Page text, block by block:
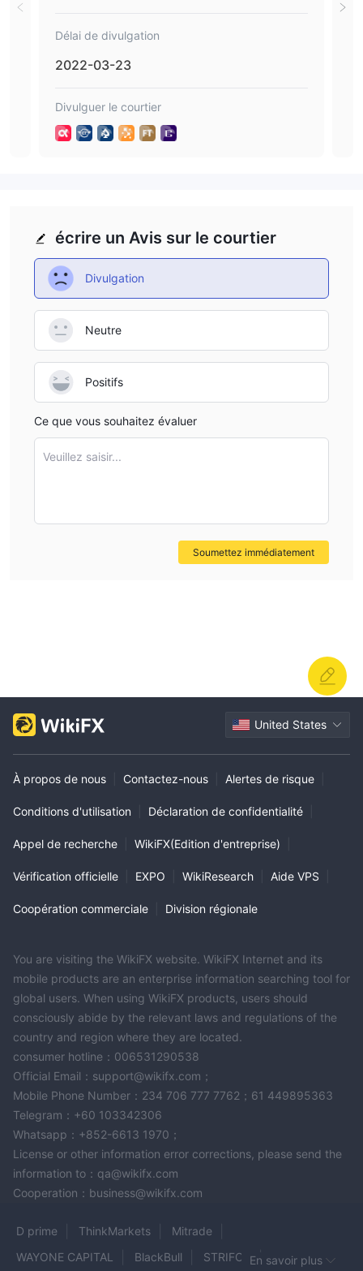
Délai de divulgation
2022-03-23
Divulguer le courtier
écrire un Avis sur le courtier
Divulgation
Neutre
Positifs
Ce que vous souhaitez évaluer
Veuillez saisir...
Soumettez immédiatement
United States
À propos de nous Contactez-nous Alertes de risque
Conditions d'utilisation Déclaration de confidentialité
Appel de recherche WikiFX(Edition d'entreprise)
Vérification officielle EXPO WikiResearch Aide VPS
Coopération commerciale Division régionale
You are visiting the WikiFX website. WikiFX Internet and its
mobile products are an enterprise information searching tool for
global users. When using WikiFX products, users should
consciously abide by the relevant laws and regulations of the
country and region where they are located.
consumer hotline：006531290538
Official Email：support@wikifx.com；
Mobile Phone Number：234 706 777 7762；61 449895363
Telegram：+60 103342306
Whatsapp：+852-6613 1970；
License or other information error corrections, please send the
information to：qa@wikifx.com
Cooperation：business@wikifx.com
D prime ThinkMarkets
Mitrade
WAYONE CAPITAL
BlackBull STRIFOREn savoir plus